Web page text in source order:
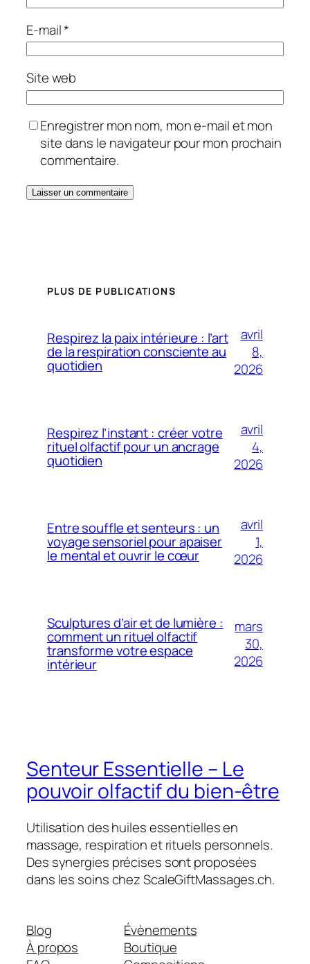
E-mail*
Site web
Enregistrer mon nom, mon e-mail et mon
site dans le navigateur pour mon prochain
commentaire.
PLUS DE PUBLICATIONS
Respirez la paix intérieure : l’art
de la respiration consciente au
quotidien
avril
8,
2026
Respirez l’instant : créer votre
rituel olfactif pour un ancrage
quotidien
avril
4,
2026
Entre souffle et senteurs : un
voyage sensoriel pour apaiser
le mental et ouvrir le cœur
avril
1,
2026
Sculptures d’air et de lumière :
comment un rituel olfactif
transforme votre espace
intérieur
mars
30,
2026
Senteur Essentielle – Le
pouvoir olfactif du bien-être
Utilisation des huiles essentielles en
massage, respiration et rituels personnels.
Des synergies précises sont proposées
dans les soins chez ScaleGiftMassages.ch.
Blog
À propos
Évènements
Boutique